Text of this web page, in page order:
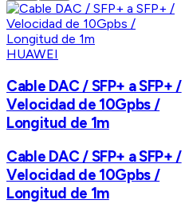
HUAWEI
Cable DAC / SFP+ a SFP+ /
Velocidad de 10Gpbs /
Longitud de 1m
Cable DAC / SFP+ a SFP+ /
Velocidad de 10Gpbs /
Longitud de 1m